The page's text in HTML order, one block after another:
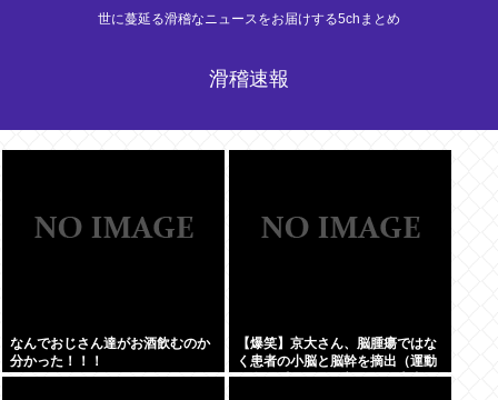
世に蔓延る滑稽なニュースをお届けする5chまとめ
滑稽速報
なんでおじさん達がお酒飲むのか
分かった！！！
【爆笑】京大さん、脳腫瘍ではな
く患者の小脳と脳幹を摘出（運動
と自発呼吸を司る部位）。患者は